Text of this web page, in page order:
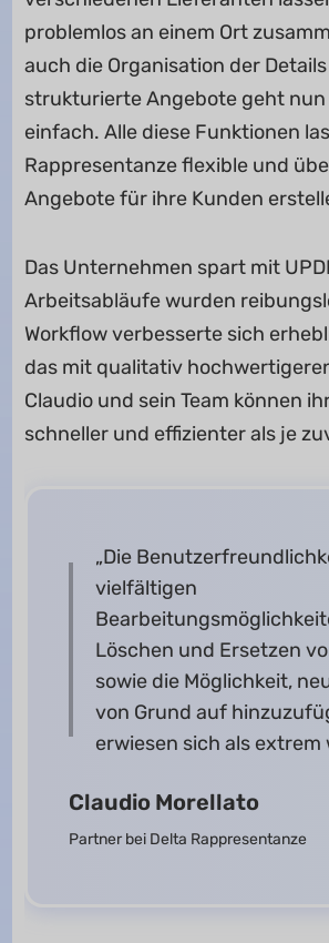
problemlos an einem Ort
auch die Organisation der
strukturierte Angebote geht nun
einfach. Alle diese Funktionen
Rappresentanze flexible und
Angebote für ihre Kunden
Das Unternehmen spart mit
Arbeitsabläufe wurden
Workflow verbesserte sich
das mit qualitativ
Claudio und sein Team können
schneller und effizienter als je
„Die
vielfältigen
Löschen und Ersetzen
sowie die Möglichkeit,
von Grund auf
erwiesen sich als extrem
Claudio Morellato
Partner bei Delta Rappresentanze